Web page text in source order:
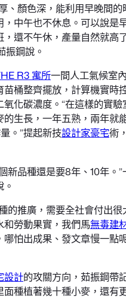
、顏色深，能利用早晚間的
，中午也不休息。可以說是
，還不午休，產量自然就高
振鋼說。
R3 寓所一間人工氣候室
桶整齊擺放，計算機實時
氧化碳濃度。“在這樣的實驗
的生長，一年五熟，兩年就
。”提起新技設計家豪宅術
新品種還是要8年、10年。
的推廣，需要全社會付出很
和勞動果實，我們馬無毒建
怕出成果、發文章慢一點
設計的攻關方向，茹振鋼帶
面種植著幾十種小麥，還有